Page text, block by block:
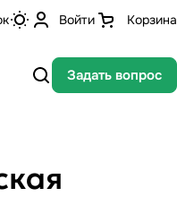
Войти Корзина
Задать вопрос